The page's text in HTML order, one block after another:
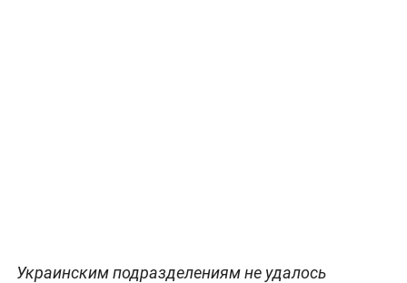
Украинским подразделениям не удалось